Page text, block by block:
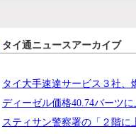
タイ通ニュースアーカイブ
タイ大手速達サービス３社、
ディーゼル価格40.74バーツ
スティサン警察署の「２階に